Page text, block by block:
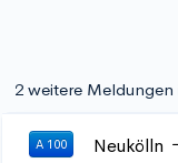
2 weitere
A 100 Neukölln